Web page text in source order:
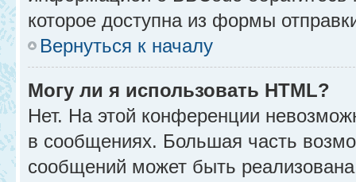
которое доступна из формы
Вернуться к началу
Могу ли я использовать HTML?
Нет. На этой конференции
в сообщениях. Большая часть
сообщений может быть